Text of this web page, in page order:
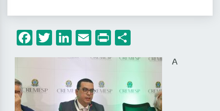
Facebook
Twitter
LinkedIn
Email
Print
A